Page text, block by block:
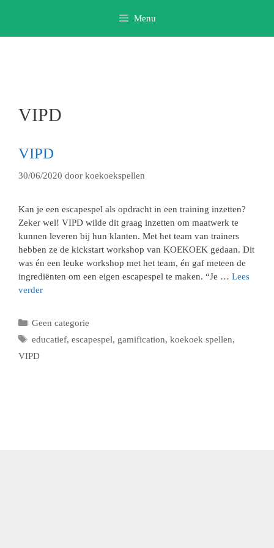
Menu
VIPD
VIPD
30/06/2020 door koekoekspellen
Kan je een escapespel als opdracht in een training inzetten?
Zeker wel! VIPD wilde dit graag inzetten om maatwerk te
kunnen leveren bij hun klanten. Met het team van trainers
hebben ze de kickstart workshop van KOEKOEK gedaan. Dit
was én een leuke workshop met het team, én gaf meteen de
ingrediënten om een eigen escapespel te maken. “Je … Lees
verder
Categorieën
Geen categorie
Tags
educatief, escapespel, gamification, koekoek spellen,
VIPD